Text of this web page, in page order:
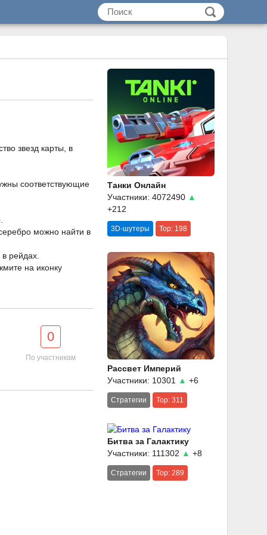
звезд карты, в
соответствующие
можно найти в
рейдах.
на иконку
0
По участникам
Танки Онлайн
Участники: 4072490 ▲
+212
3D-шутеры Top: 198
Рассвет Империй
Участники: 10301
▲ +6
Стратегии Top: 311
Битва за Галактику
Участники: 111302 ▲ +8
Стратегии Top: 289